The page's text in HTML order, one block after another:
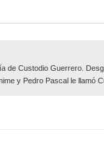
de Custodio Guerrero.
y Pedro Pascal le llamó